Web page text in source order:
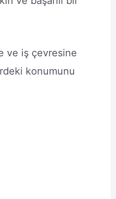
ve iş çevresine
konumunu